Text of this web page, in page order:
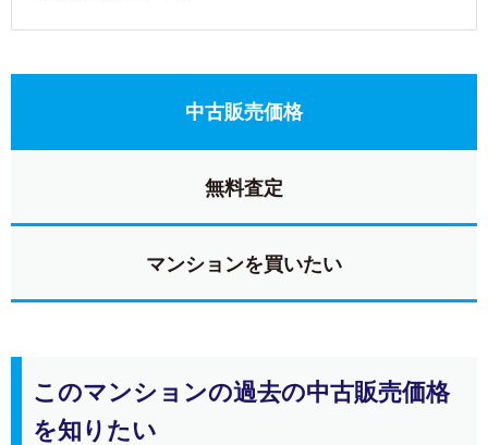
中古販売価格
無料査定
マンションを買いたい
このマンションの過去の中古販売価格
を知りたい